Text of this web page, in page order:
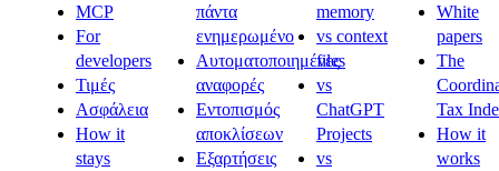
MCP
For
developers
Τιμές
Ασφάλεια
How it
stays
πάντα
ενημερωμένο
Αυτοματοποιημένες
αναφορές
Εντοπισμός
αποκλίσεων
Εξαρτήσεις
memory
vs context
files
vs
ChatGPT
Projects
vs
White
papers
The
Tax
How it
works